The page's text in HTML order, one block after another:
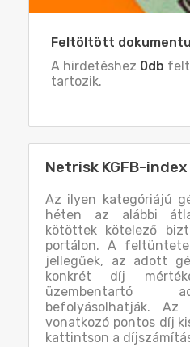
Feltöltött
A hirdetéshez 0db
tartozik.
Netrisk KGFB-index
Az ilyen kategóriájú
héten az alábbi
kötöttek kötelező
portálon. A
jellegűek, az adott
konkrét díj
üzembentartó
befolyásolhatják.
vonatkozó pontos díj
kattintson a